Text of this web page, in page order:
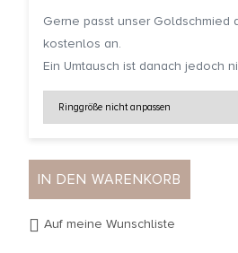
Gerne passt unser Goldschmied
kostenlos an.
Ein Umtausch ist danach jedoch
IN DEN WARENKORB
Auf meine Wunschliste